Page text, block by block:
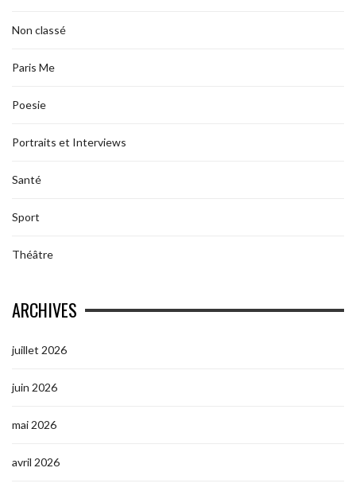
Non classé
Paris Me
Poesie
Portraits et Interviews
Santé
Sport
Théâtre
ARCHIVES
juillet 2026
juin 2026
mai 2026
avril 2026